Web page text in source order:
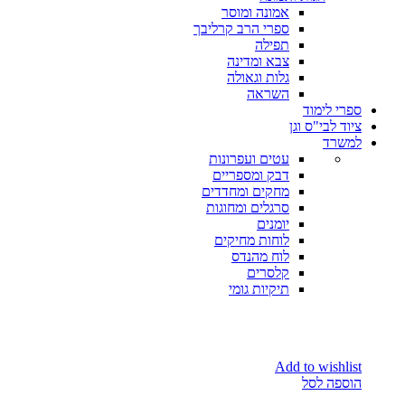
אמונה ומוסר
ספרי הרב קרליבך
תפילה
צבא ומדינה
גלות וגאולה
השראה
ספרי לימוד
ציוד לבי"ס וגן
למשרד
עטים ועפרונות
דבק ומספריים
מחקים ומחדדים
סרגלים ומחוגות
יומנים
לוחות מחיקים
לוח מהנדס
קלסרים
תיקיות גומי
Add to wishlist
הוספה לסל